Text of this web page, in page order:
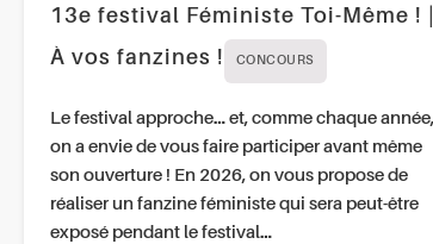
13e festival Féministe Toi-Même !
À vos fanzines !
CONCOURS
Le festival approche… et, comme chaque année,
on a envie de vous faire participer avant même
son ouverture ! En 2026, on vous propose de
réaliser un fanzine féministe qui sera peut-être
exposé pendant le festival…